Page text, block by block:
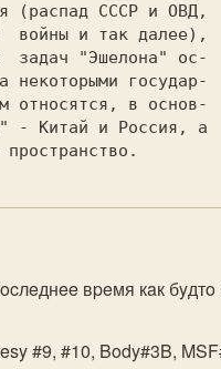
(распад СССР и ОВД,
войны и так далее),
задач "Эшeлoнa" oc-
некоторыми гocyдap-
относятся, в основ-
- Китай и Россия, a
вpeмя кaк
#9, #10, Body#3B,